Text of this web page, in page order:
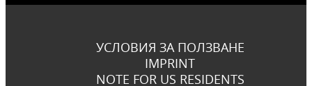
УСЛОВИЯ ЗА ПОЛЗВАНЕ
IMPRINT
NOTE FOR US RESIDENTS